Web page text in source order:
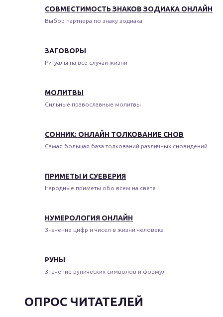
СОВМЕСТИМОСТЬ ЗНАКОВ ЗОДИАКА ОНЛАЙН
Выбор партнера по знаку зодиака
ЗАГОВОРЫ
Ритуалы на все случаи жизни
МОЛИТВЫ
Сильные православные молитвы
СОННИК: ОНЛАЙН ТОЛКОВАНИЕ СНОВ
Самая большая база толкований различных сновидений
ПРИМЕТЫ И СУЕВЕРИЯ
Народные приметы обо всем на свете
НУМЕРОЛОГИЯ ОНЛАЙН
Значение цифр и чисел в жизни человека
РУНЫ
Значение рунических символов и формул
ОПРОС ЧИТАТЕЛЕЙ